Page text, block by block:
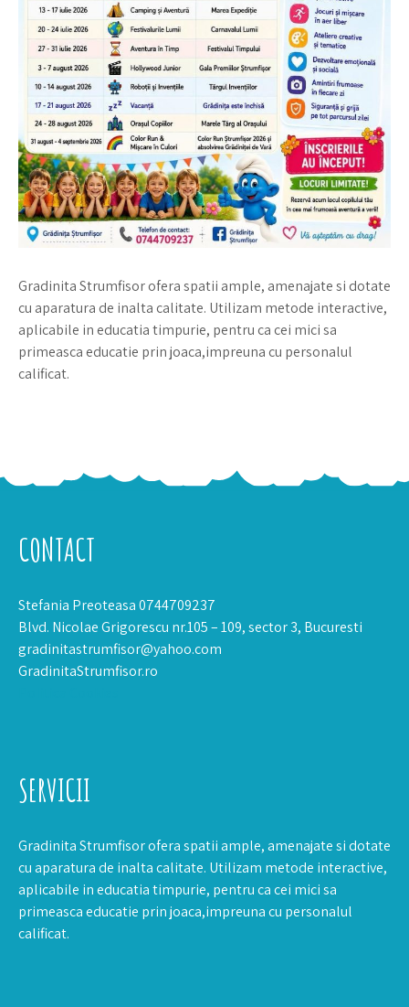
Gradinita Strumfisor ofera spatii ample, amenajate si dotate
cu aparatura de inalta calitate. Utilizam metode interactive,
aplicabile in educatia timpurie, pentru ca cei mici sa
primeasca educatie prin joaca,impreuna cu personalul
calificat.
CONTACT
Stefania Preoteasa 0744709237
Blvd. Nicolae Grigorescu nr.105 – 109, sector 3, Bucuresti
gradinitastrumfisor@yahoo.com
GradinitaStrumfisor.ro
SERVICII
Gradinita Strumfisor ofera spatii ample, amenajate si dotate
cu aparatura de inalta calitate. Utilizam metode interactive,
aplicabile in educatia timpurie, pentru ca cei mici sa
primeasca educatie prin joaca,impreuna cu personalul
calificat.